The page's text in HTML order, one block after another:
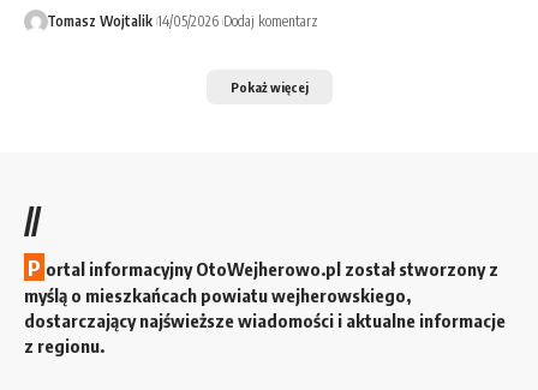
Tomasz Wojtalik 14/05/2026 Dodaj komentarz
Pokaż więcej
//
P ortal informacyjny OtoWejherowo.pl został stworzony z
myślą o mieszkańcach powiatu wejherowskiego,
dostarczający najświeższe wiadomości i aktualne informacje
z regionu.